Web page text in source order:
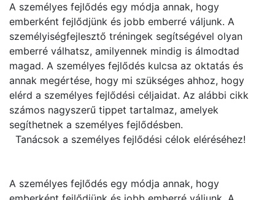
A személyes fejlődés egy módja annak, hogy
emberként fejlődjünk és jobb emberré váljunk. A
személyiségfejlesztő tréningek segítségével olyan
emberré válhatsz, amilyennek mindig is álmodtad
magad. A személyes fejlődés kulcsa az oktatás és
annak megértése, hogy mi szükséges ahhoz, hogy
elérd a személyes fejlődési céljaidat. Az alábbi cikk
számos nagyszerű tippet tartalmaz, amelyek
segíthetnek a személyes fejlődésben.
Tanácsok a személyes fejlődési célok eléréséhez!
A személyes fejlődés egy módja annak, hogy